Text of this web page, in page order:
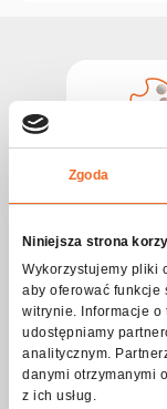
Zgoda
Niniejsza strona
Wykorzystujemy pliki
aby oferować funkcje
witrynie. Informacje o
udostępniamy
analitycznym.
danymi otrzymanymi
z ich usług.
Max
Opis